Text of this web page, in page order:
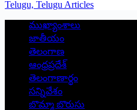
ముఖ్యాంశాలు
జాతీయం
తెలంగాణ
ఆంధ్రప్రదేశ్
తెలంగాణార్థం
సన్నివేశం
బొమ్మా బొరుసు